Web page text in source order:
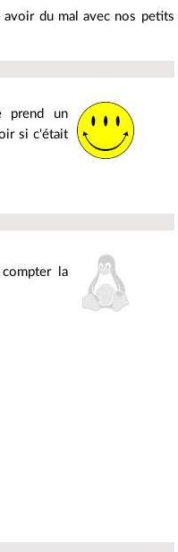
du mal avec nos petits
prend un
si c'était
la